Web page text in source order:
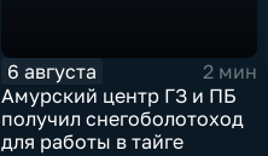
6 августа
2 мин
Амурский центр ГЗ и ПБ
получил снегоболотоход
для работы в тайге